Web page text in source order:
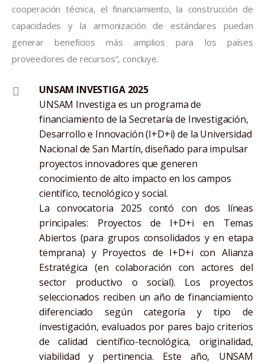
cooperación técnica, el financiamiento, la construcción de
capacidades y la armonización de estándares puedan
generar beneficios más amplios para los países
proveedores de recursos”, concluye.
UNSAM INVESTIGA 2025
UNSAM Investiga es un programa de
financiamiento de la Secretaría de Investigación,
Desarrollo e Innovación (I+D+i) de la Universidad
Nacional de San Martín, diseñado para impulsar
proyectos innovadores que generen
conocimiento de alto impacto en los campos
científico, tecnológico y social.
La convocatoria 2025 contó con dos líneas
principales: Proyectos de I+D+i en Temas
Abiertos (para grupos consolidados y en etapa
temprana) y Proyectos de I+D+i con Alianza
Estratégica (en colaboración con actores del
sector productivo o social). Los proyectos
seleccionados reciben un año de financiamiento
diferenciado según categoría y tipo de
investigación, evaluados por pares bajo criterios
de calidad científico-tecnológica, originalidad,
viabilidad y pertinencia. Este año, UNSAM